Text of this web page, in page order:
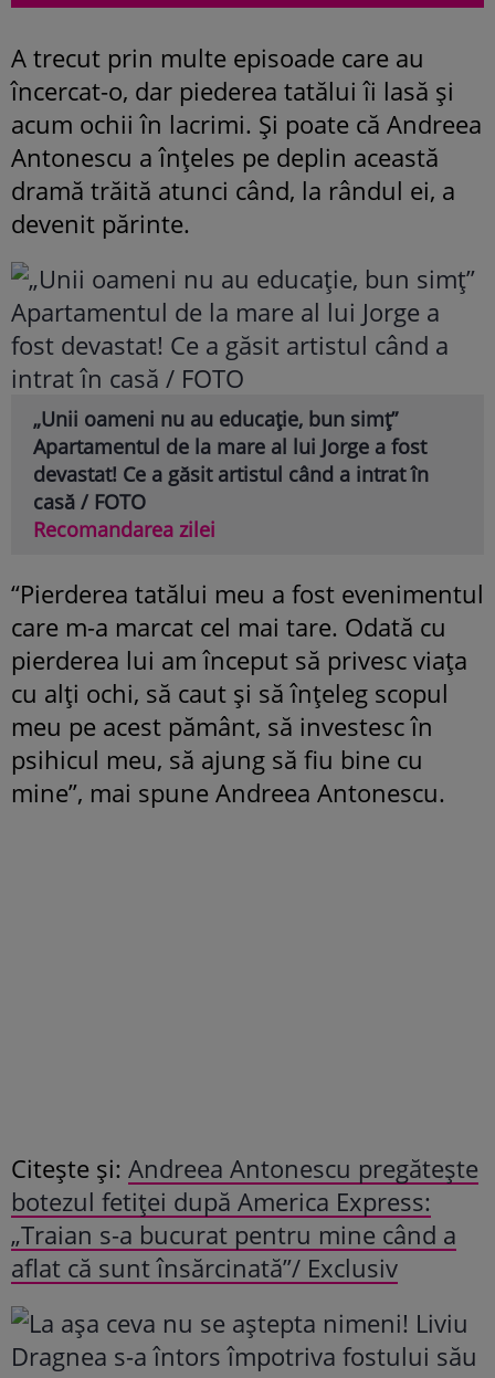
A trecut prin multe episoade care au
încercat-o, dar piederea tatălui îi lasă și
acum ochii în lacrimi. Și poate că Andreea
Antonescu a înțeles pe deplin această
dramă trăită atunci când, la rândul ei, a
devenit părinte.
„Unii oameni nu au educație, bun simț”
Apartamentul de la mare al lui Jorge a fost
devastat! Ce a găsit artistul când a intrat în
casă / FOTO
Recomandarea zilei
“Pierderea tatălui meu a fost evenimentul
care m-a marcat cel mai tare. Odată cu
pierderea lui am început să privesc viața
cu alți ochi, să caut și să înțeleg scopul
meu pe acest pământ, să investesc în
psihicul meu, să ajung să fiu bine cu
mine”, mai spune Andreea Antonescu.
Citește și: Andreea Antonescu pregătește
botezul fetiței după America Express:
„Traian s-a bucurat pentru mine când a
aflat că sunt însărcinată”/ Exclusiv